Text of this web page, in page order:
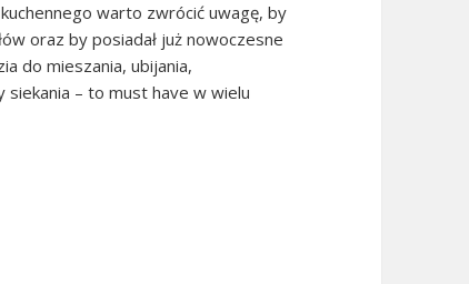
warto zwrócić uwagę, by
oraz by posiadał już nowoczesne
do mieszania, ubijania,
siekania – to must have w wielu